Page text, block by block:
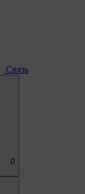
Связь
0